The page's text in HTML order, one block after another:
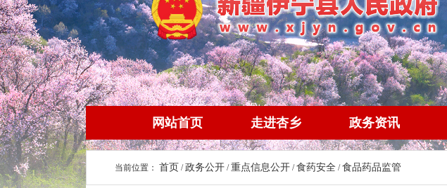
网站首页 走进杏乡 政务资讯
当前位置： 首页 /政务公开 /重点信息公开 /食药安全 /食品药品监管